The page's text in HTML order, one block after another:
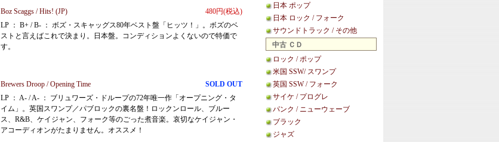
日本 ポップ
日本 ロック / フォーク
サウンドトラック / その他
中古 ＣＤ
ロック / ポップ
米国 SSW/ スワンプ
英国 SSW / フォーク
サイケ / プログレ
パンク / ニューウェーブ
ブラック
ジャズ
480円(税込)
Boz Scaggs / Hits! (JP)
LP ： B+ / B- ： ボズ・スキャッグス80年ベスト盤「ヒッツ！」。ボズのベ
ストと言えばこれで決まり。日本盤。コンディションよくないので特価で
す。
SOLD OUT
Brewers Droop / Opening Time
LP ： A- / A- ： ブリュワーズ・ドループの72年唯一作「オープニング・タ
イム」。英国スワンプ／パブロックの裏名盤！ロックンロール、ブルー
ス、R&B、ケイジャン、フォーク等のごった煮音楽。哀切なケイジャン・
アコーディオンがたまりません。オススメ！